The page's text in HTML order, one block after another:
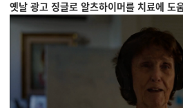
옛날 광고 징글로 알츠하이머를 치료에